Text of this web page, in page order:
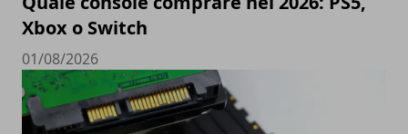
Xbox o Switch
01/08/2026